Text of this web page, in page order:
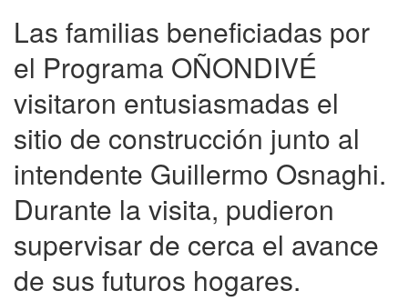
Las familias beneficiadas por
el Programa OÑONDIVÉ
visitaron entusiasmadas el
sitio de construcción junto al
intendente Guillermo Osnaghi.
Durante la visita, pudieron
supervisar de cerca el avance
de sus futuros hogares.